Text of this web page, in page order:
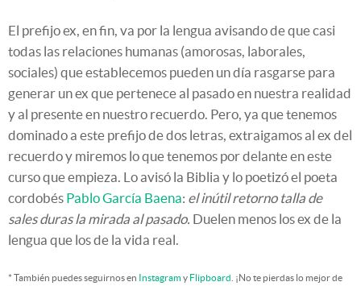
El prefijo ex, en fin, va por la lengua avisando de que casi
todas las relaciones humanas (amorosas, laborales,
sociales) que establecemos pueden un día rasgarse para
generar un ex que pertenece al pasado en nuestra realidad
y al presente en nuestro recuerdo. Pero, ya que tenemos
dominado a este prefijo de dos letras, extraigamos al ex del
recuerdo y miremos lo que tenemos por delante en este
curso que empieza. Lo avisó la Biblia y lo poetizó el poeta
cordobés Pablo García Baena: el inútil retorno talla de
sales duras la mirada al pasado. Duelen menos los ex de la
lengua que los de la vida real.
* También puedes seguirnos en Instagramy Flipboard . ¡No te pierdas lo mejor de